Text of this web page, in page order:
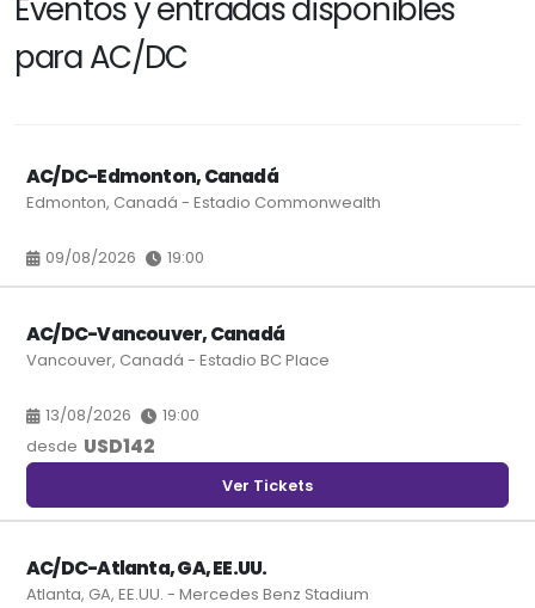
Eventos y entradas disponibles
para AC/DC
AC/DC-Edmonton, Canadá
Edmonton, Canadá - Estadio Commonwealth
09/08/2026 19:00
AC/DC-Vancouver, Canadá
Vancouver, Canadá - Estadio BC Place
13/08/2026
19:00
desde USD142
Ver Tickets
AC/DC-Atlanta, GA, EE.UU.
Atlanta, GA, EE.UU. - Mercedes Benz Stadium